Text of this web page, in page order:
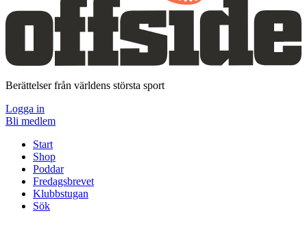
Berättelser från världens största sport
Logga in
Bli medlem
Start
Shop
Poddar
Fredagsbrevet
Klubbstugan
Sök